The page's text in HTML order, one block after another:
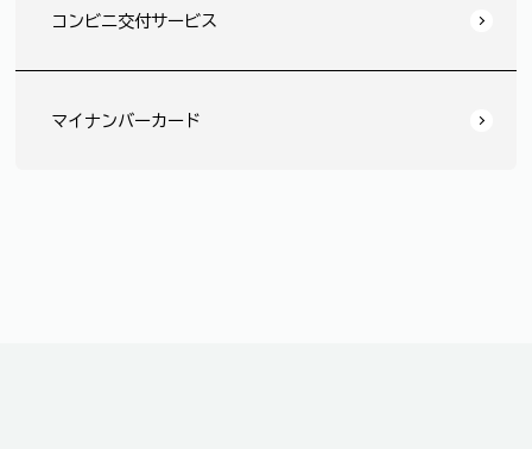
コンビニ交付サービス
マイナンバーカード